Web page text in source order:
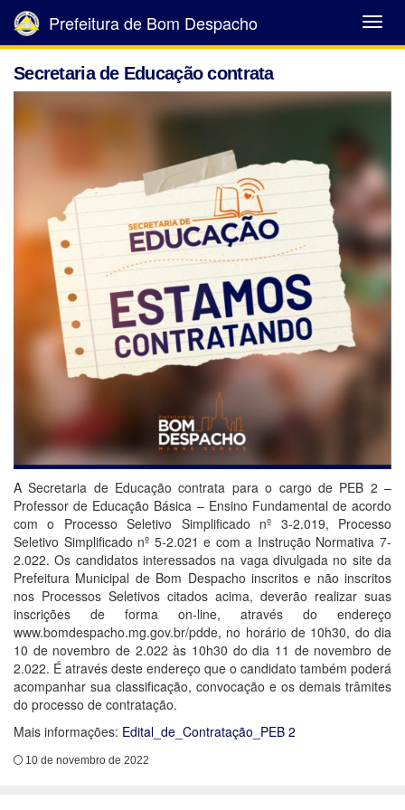
Abrir
Menu
Prefeitura de Bom Despacho
Secretaria de Educação contrata
A Secretaria de Educação contrata para o cargo de PEB 2 –
Professor de Educação Básica – Ensino Fundamental de acordo
com o Processo Seletivo Simplificado nº 3-2.019, Processo
Seletivo Simplificado nº 5-2.021 e com a Instrução Normativa 7-
2.022. Os candidatos interessados na vaga divulgada no site da
Prefeitura Municipal de Bom Despacho inscritos e não inscritos
nos Processos Seletivos citados acima, deverão realizar suas
inscrições de forma on-line, através do endereço
www.bomdespacho.mg.gov.br/pdde, no horário de 10h30, do dia
10 de novembro de 2.022 às 10h30 do dia 11 de novembro de
2.022. É através deste endereço que o candidato também poderá
acompanhar sua classificação, convocação e os demais trâmites
do processo de contratação.
Mais informações: Edital_de_Contratação_PEB 2
10 de novembro de 2022